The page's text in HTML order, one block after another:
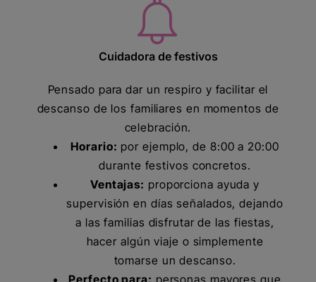
Cuidadora de festivos
Pensado para dar un respiro y facilitar el
descanso de los familiares en momentos de
celebración.
Horario: por ejemplo, de 8:00 a 20:00
durante festivos concretos.
Ventajas: proporciona ayuda y
supervisión en días señalados, dejando
a las familias disfrutar de las fiestas,
hacer algún viaje o simplemente
tomarse un descanso.
Perfecto para: personas mayores que